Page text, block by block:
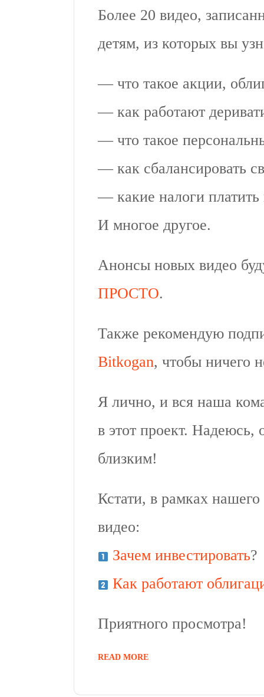
Более 20 видео,
детям, из которых вы
— что такое акции,
— как работают
— что такое
— как сбалансировать
— какие налоги платить
И многое другое.
Анонсы новых видео
ПРОСТО.
Также рекомендую
Bitkogan, чтобы ничего
Я лично, и вся наша
в этот проект. Надеюсь,
близким!
Кстати, в рамках
видео:
Зачем инвестировать?
Как работают
Приятного просмотра!
READ MORE